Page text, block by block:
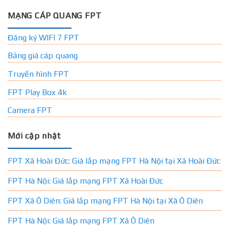
MẠNG CÁP QUANG FPT
Đăng ký WIFI 7 FPT
Bảng giá cáp quang
Truyền hình FPT
FPT Play Box 4k
Camera FPT
Mới cập nhật
FPT Xã Hoài Đức: Giá lắp mạng FPT Hà Nội tại Xã Hoài Đức
FPT Hà Nội: Giá lắp mạng FPT Xã Hoài Đức
FPT Xã Ô Diên: Giá lắp mạng FPT Hà Nội tại Xã Ô Diên
FPT Hà Nội: Giá lắp mạng FPT Xã Ô Diên